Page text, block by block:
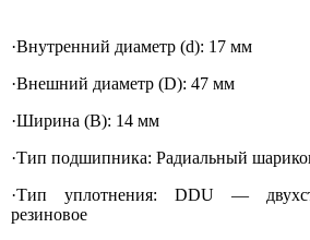
·Внутренний диаметр (d): 17 мм
·Внешний диаметр (D): 47 мм
·Ширина (B): 14 мм
·Тип подшипника: Радиальный
·Тип уплотнения: DDU —
резиновое